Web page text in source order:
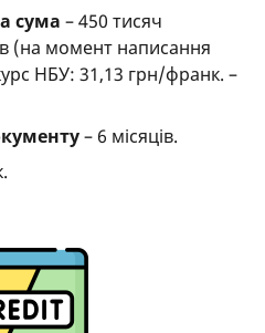
сума – 450 тисяч
(на момент написання
НБУ: 31,13 грн/франк. –
– 6 місяців.